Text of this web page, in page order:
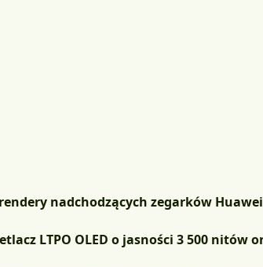
nadchodzących zegarków
LTPO OLED o jasności 3 500 nitów